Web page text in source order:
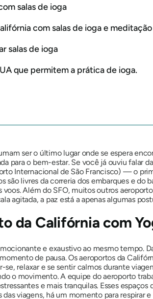
salas de ioga
com salas de ioga e meditação
salas de ioga
que permitem a prática de ioga.
ser o último lugar onde se espera
para o bem-estar. Se você já ouviu falar
Internacional de São Francisco) — o
são livres da correria dos embarques e do
voos. Além do SFO, muitos outros
agitada, a paz está a apenas algumas
da Califórnia com
e exaustivo ao mesmo tempo.
de pausa. Os aeroportos da
se, relaxar e se sentir calmos durante
o movimento. A equipe do aeroporto
e mais tranquilas. Esses
viagens, há um momento para respirar